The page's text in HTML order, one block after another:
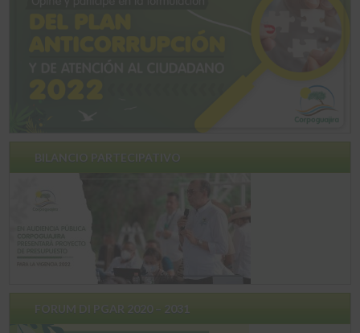
BILANCIO PARTECIPATIVO
FORUM DI PGAR 2020 – 2031